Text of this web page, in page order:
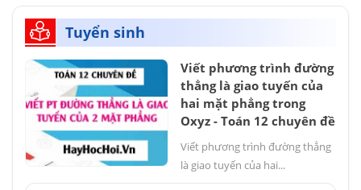
Tuyển sinh
Viết phương trình đường
thẳng là giao tuyến của
hai mặt phẳng trong
Oxyz - Toán 12 chuyên đề
Viết phương trình đường thẳng
là giao tuyến của hai...